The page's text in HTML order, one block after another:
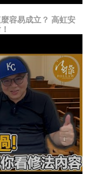
容易成立？ 高虹安